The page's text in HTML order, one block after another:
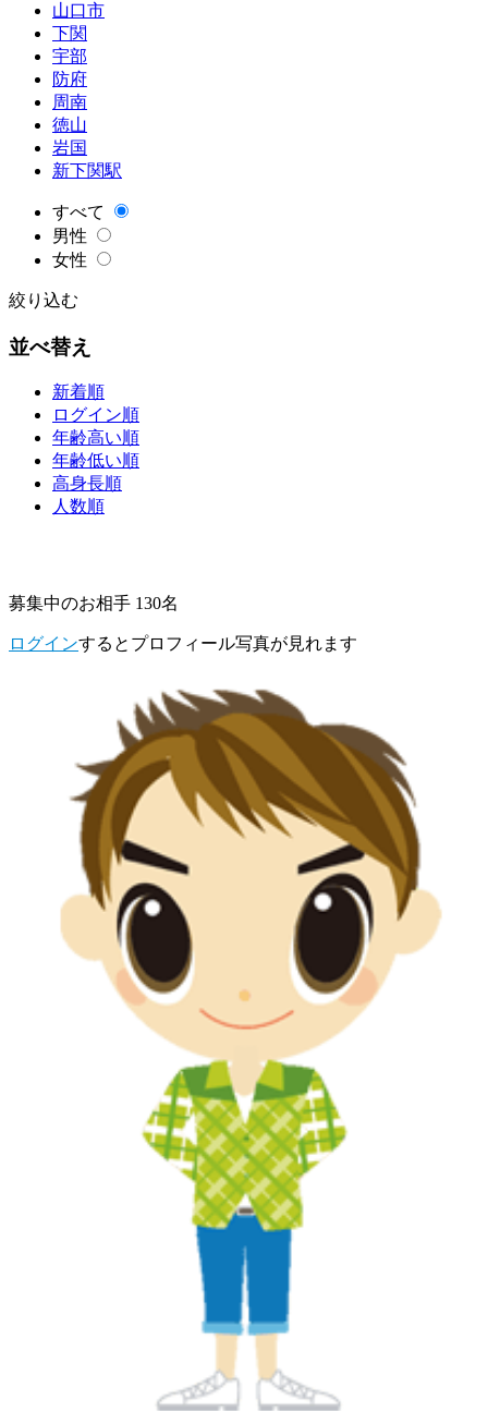
山口市
下関
宇部
防府
周南
徳山
岩国
新下関駅
すべて
男性
女性
絞り込む
並べ替え
新着順
ログイン順
年齢高い順
年齢低い順
高身長順
人数順
募集中のお相手 130名
ログインするとプロフィール写真が見れます